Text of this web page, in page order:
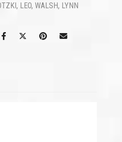
LEO, WALSH, LYNN